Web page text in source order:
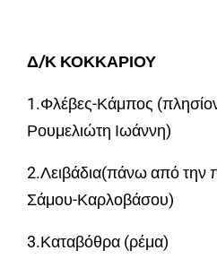
Δ/Κ ΚΟΚΚΑΡΙΟΥ
1.Φλέβες-Κάμπος (πλησίον
Ρουμελιώτη Ιωάννη)
2.Λειβάδια(πάνω από την
Σάμου-Καρλοβάσου)
3.Καταβόθρα (ρέμα)